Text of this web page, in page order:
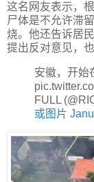
这名网友表示，
尸体是不允许滞
烧。他还告诉居
提出反对意见，
安徽，开始
FULL
或图片